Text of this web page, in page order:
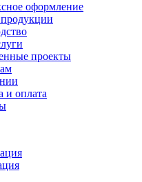
оформление
проекты
и оплата